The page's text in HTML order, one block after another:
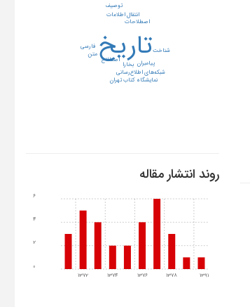
تاریخ
اصطلاح
اصطلاحات
انتقال اطلاعات
بخارا پیامبران
توصیف
شبکه‌های اطلاع‌رسانی
شناخت
فارسی
متن
نمایشگاه کتاب تهران
روند انتشار مقاله
1372 1374 1376 1378 1391
0
2
4
6